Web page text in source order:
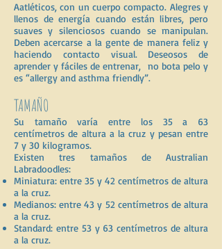
Aatléticos, con un cuerpo compacto. Alegres y
llenos de energía cuando están libres, pero
suaves y silenciosos cuando se manipulan.
Deben acercarse a la gente de manera feliz y
haciendo contacto visual. Deseosos de
aprender y fáciles de entrenar, no bota pelo y
es “allergy and asthma friendly”.
TAMAÑO
Su tamaño varía entre los 35 a 63
centímetros de altura a la cruz y pesan entre
7 y 30 kilogramos.
Existen tres tamaños de Australian
Labradoodles:
Miniatura: entre 35 y 42 centímetros de altura
a la cruz.
Medianos: entre 43 y 52 centímetros de altura
a la cruz.
Standard: entre 53 y 63 centímetros de altura
a la cruz.